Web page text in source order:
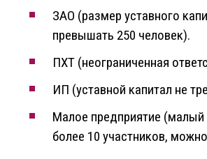
ЗАО (размер уставного
превышать 250 человек).
ПХТ (неограниченная
ИП (уставной капитал не
Малое предприятие (малый
более 10 участников,